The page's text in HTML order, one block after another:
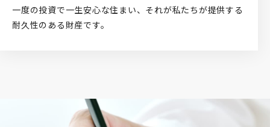
一度の投資で一生安心な住まい、それが私たちが提供する
耐久性のある財産です。